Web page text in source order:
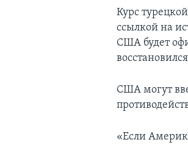
Курс
ссылкой на
США будет
США могут
«Если